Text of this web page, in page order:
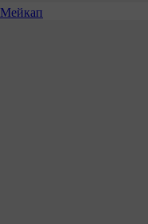
Мейкап